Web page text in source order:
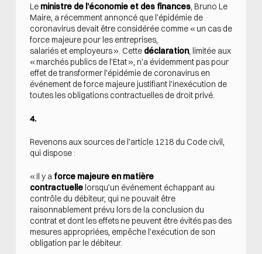
Le ministre de l’économie et des finances, Bruno Le
Maire, a récemment annoncé que l’épidémie de
coronavirus devait être considérée comme « un cas de
force majeure pour les entreprises,
salariés et employeurs ». Cette déclaration, limitée aux
« marchés publics de l’Etat », n’a évidemment pas pour
effet de transformer l’épidémie de coronavirus en
événement de force majeure justifiant l’inexécution de
toutes les obligations contractuelles de droit privé.
4.
Revenons aux sources de l’article 1218 du Code civil,
qui dispose :
« Il y a force majeure en matière
contractuellelorsqu’un événement échappant au
contrôle du débiteur, qui ne pouvait être
raisonnablement prévu lors de la conclusion du
contrat et dont les effets ne peuvent être évités pas des
mesures appropriées, empêche l’exécution de son
obligation par le débiteur.